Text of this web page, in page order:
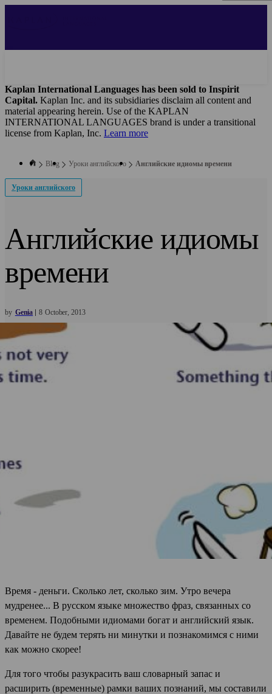
Kaplan International Languages has been sold to Inspirit
Capital. Kaplan Inc. and its subsidiaries disclaim all content and
material appearing herein. Use of the KAPLAN
INTERNATIONAL LANGUAGES brand is under a transitional
license from Kaplan, Inc. Learn more
Blog Уроки английского Английские идиомы времени
Уроки английского
Английские идиомы
времени
by Genia 8 October 2013
Время - деньги. Сколько лет, сколько зим. Утро вечера
мудренее... В русском языке множество фраз, связанных со
временем. Подобными идиомами богат и английский язык.
Давайте не будем терять ни минутки и познакомимся с ними
как можно скорее!
Для того чтобы разукрасить ваш словарный запас и
расширить (временные) рамки ваших познаний, мы составили